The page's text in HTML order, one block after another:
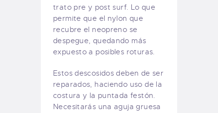
trato pre y post surf. Lo que
permite que el nylon que
recubre el neopreno se
despegue, quedando más
expuesto a posibles roturas.
Estos descosidos deben de ser
reparados, haciendo uso de la
costura y la puntada festón.
Necesitarás una aguja gruesa